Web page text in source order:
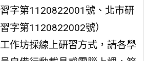
習字第1120822001號、北市研
習字第1120822002號）
工作坊採線上研習方式，請各學